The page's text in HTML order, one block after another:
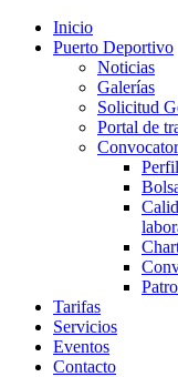
Inicio
Puerto Deportivo
Noticias
Galerías
Solicitud
Portal de
Tarifas
Servicios
Eventos
Contacto